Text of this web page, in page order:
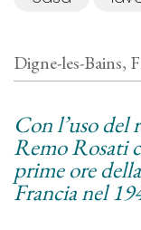
Digne-les-Bains,
Con l’uso del
Remo Rosati
prime ore
Francia nel